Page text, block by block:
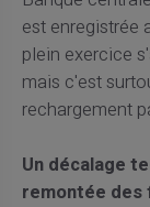
est enregistrée
plein exercice
mais c'est
rechargement
Un décalage
remontée des